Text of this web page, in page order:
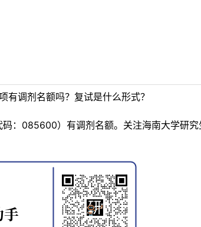
有调剂名额吗？复试是什么形式？
：085600）有调剂名额。关注海南大学研